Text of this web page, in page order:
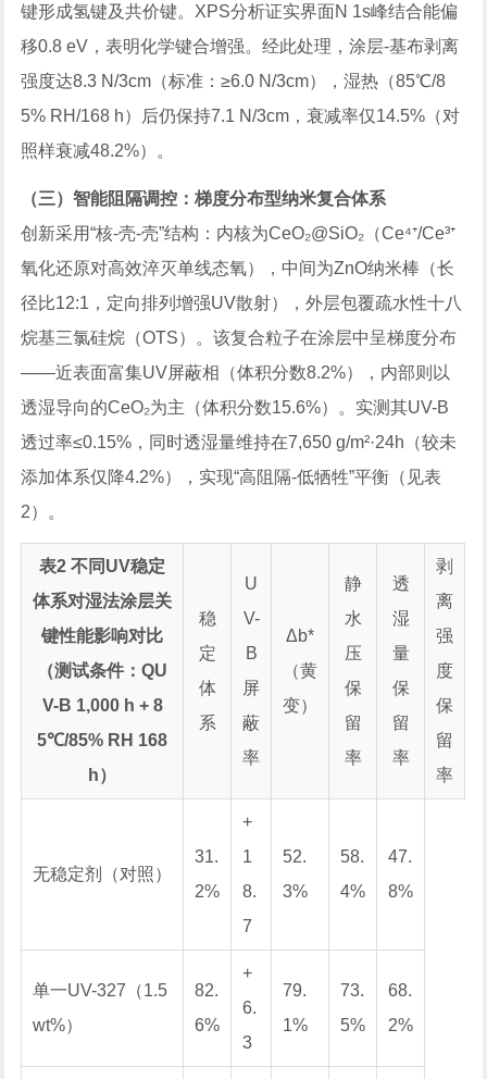
键形成氢键及共价键。XPS分析证实界面N 1s峰结合能偏
移0.8 eV，表明化学键合增强。经此处理，涂层-基布剥离
强度达8.3 N/3cm（标准：≥6.0 N/3cm），湿热（85℃/8
5% RH/168 h）后仍保持7.1 N/3cm，衰减率仅14.5%（对
照样衰减48.2%）。
（三）智能阻隔调控：梯度分布型纳米复合体系
创新采用“核-壳-壳”结构：内核为CeO₂@SiO₂（Ce⁴⁺/Ce³⁺
氧化还原对高效淬灭单线态氧），中间为ZnO纳米棒（长
径比12:1，定向排列增强UV散射），外层包覆疏水性十八
烷基三氯硅烷（OTS）。该复合粒子在涂层中呈梯度分布
——近表面富集UV屏蔽相（体积分数8.2%），内部则以
透湿导向的CeO₂为主（体积分数15.6%）。实测其UV-B
透过率≤0.15%，同时透湿量维持在7,650 g/m²·24h（较未
添加体系仅降4.2%），实现“高阻隔-低牺牲”平衡（见表
2）。
表2 不同UV稳定
体系对湿法涂层关
键性能影响对比
（测试条件：QU
V-B 1,000 h + 8
5℃/85% RH 168
h）
稳
定
体
系
U
V-
B
屏
蔽
率
Δb*
（黄
变）
静
水
压
保
留
率
透
湿
量
保
留
率
剥
离
强
度
保
留
率
无稳定剂（对照）
31.
2%
+
1
8.
7
52.
3%
58.
4%
47.
8%
单一UV-327（1.5
wt%）
82.
6%
+
6.
3
79.
1%
73.
5%
68.
2%